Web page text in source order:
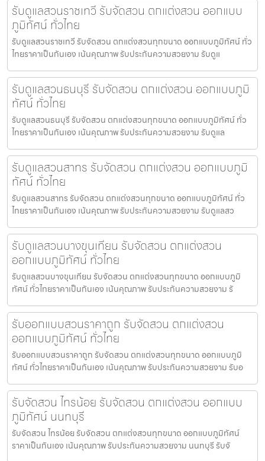
รับดูแลสวนราชเทวี รับจัดสวน ตกแต่งสวน ออกแบบ
ภูมิทัศน์ ทั่วไทย
รับดูแลสวนราชเทวี รับจัดสวน ตกแต่งสวนทุกขนาด ออกแบบภูมิทัศน์ ทั่ว
ไทยราคาเป็นกันเอง เน้นคุณภาพ รับประกันความสวยงาม รับดูแ
รับดูแลสวนธนบุรี รับจัดสวน ตกแต่งสวน ออกแบบภูมิ
ทัศน์ ทั่วไทย
รับดูแลสวนธนบุรี รับจัดสวน ตกแต่งสวนทุกขนาด ออกแบบภูมิทัศน์ ทั่ว
ไทยราคาเป็นกันเอง เน้นคุณภาพ รับประกันความสวยงาม รับดูแล
รับดูแลสวนสาทร รับจัดสวน ตกแต่งสวน ออกแบบภูมิ
ทัศน์ ทั่วไทย
รับดูแลสวนสาทร รับจัดสวน ตกแต่งสวนทุกขนาด ออกแบบภูมิทัศน์ ทั่ว
ไทยราคาเป็นกันเอง เน้นคุณภาพ รับประกันความสวยงาม รับดูแลสว
รับดูแลสวนบางขุนเทียน รับจัดสวน ตกแต่งสวน
ออกแบบภูมิทัศน์ ทั่วไทย
รับดูแลสวนบางขุนเทียน รับจัดสวน ตกแต่งสวนทุกขนาด ออกแบบภูมิ
ทัศน์ ทั่วไทยราคาเป็นกันเอง เน้นคุณภาพ รับประกันความสวยงาม รั
รับออกแบบสวนราคาถูก รับจัดสวน ตกแต่งสวน
ออกแบบภูมิทัศน์ ทั่วไทย
รับออกแบบสวนราคาถูก รับจัดสวน ตกแต่งสวนทุกขนาด ออกแบบภูมิ
ทัศน์ ทั่วไทยราคาเป็นกันเอง เน้นคุณภาพ รับประกันความสวยงาม รับอ
รับจัดสวน ไทรน้อย รับจัดสวน ตกแต่งสวน ออกแบบ
ภูมิทัศน์ นนทบุรี
รับจัดสวน ไทรน้อย รับจัดสวน ตกแต่งสวนทุกขนาด ออกแบบภูมิทัศน์
ราคาเป็นกันเอง เน้นคุณภาพ รับประกันความสวยงาม นนทบุรี รับจั